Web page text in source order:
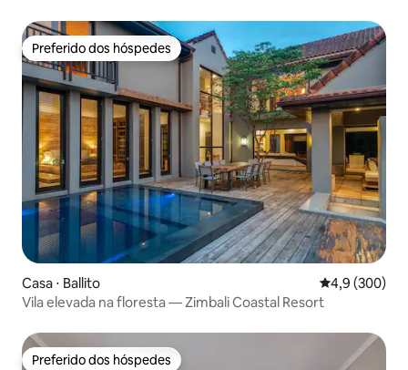
Preferido dos hóspedes
Preferido dos hóspedes
Casa ⋅ Ballito 4,9 de uma
4,9 (300)
Vila elevada na floresta — Zimbali Coastal Resort
Preferido dos hóspedes